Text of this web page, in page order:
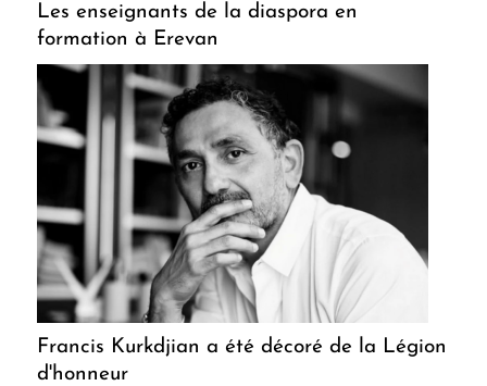
Les enseignants de la diaspora en
formation à Erevan
Francis Kurkdjian a été décoré de la Légion
d'honneur